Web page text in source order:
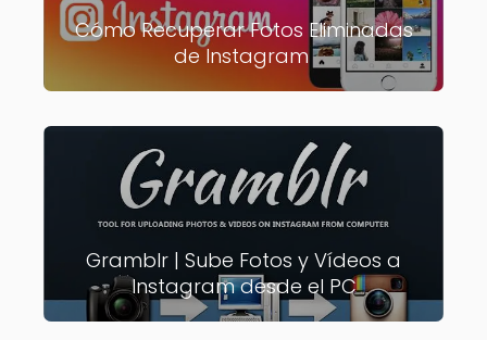
Cómo Recuperar Fotos Eliminadas
de Instagram
Gramblr | Sube Fotos y Vídeos a
Instagram desde el PC